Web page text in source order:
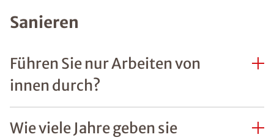
Sanieren
Führen Sie nur Arbeiten von
innen durch?
Wie viele Jahre geben sie